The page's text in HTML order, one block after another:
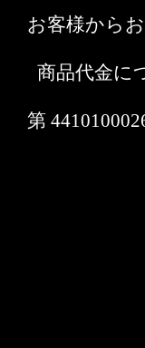
かりした
品代金につ